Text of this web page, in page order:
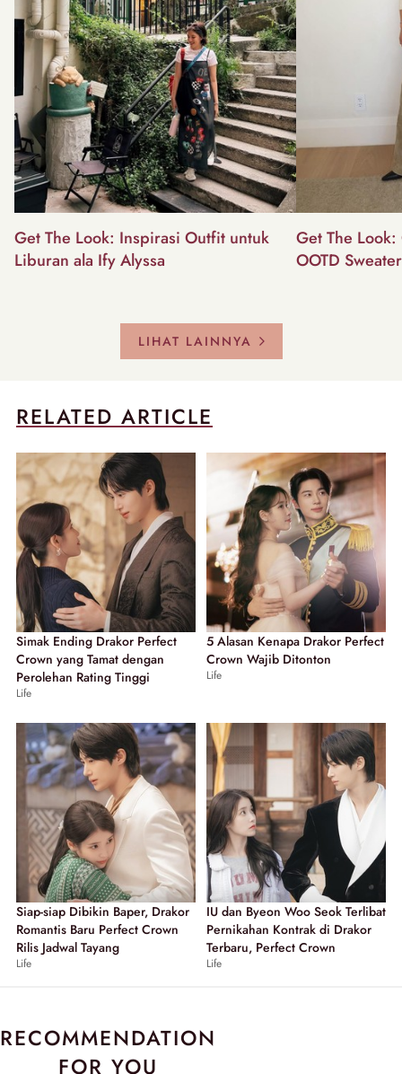
Get The Look: Inspirasi Outfit untuk
Liburan ala Ify Alyssa
Get The
OOTD
LIHAT LAINNYA
RELATED ARTICLE
Simak Ending Drakor Perfect
Crown yang Tamat dengan
Perolehan Rating Tinggi
Life
5 Alasan Kenapa Drakor Perfect
Crown Wajib Ditonton
Life
Siap-siap Dibikin Baper, Drakor
Romantis Baru Perfect Crown
Rilis Jadwal Tayang
Life
IU dan Byeon Woo Seok Terlibat
Pernikahan Kontrak di Drakor
Terbaru, Perfect Crown
Life
RECOMMENDATION
FOR YOU